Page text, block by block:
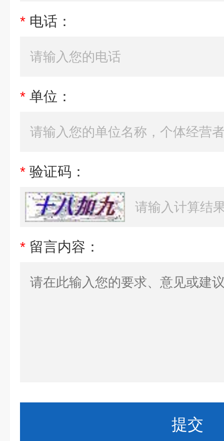
* 电话：
* 单位：
* 验证码：
* 留言内容：